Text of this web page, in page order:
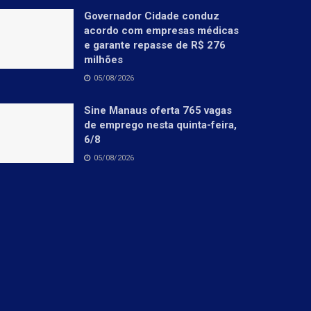
Governador Cidade conduz
acordo com empresas médicas
e garante repasse de R$ 276
milhões
05/08/2026
Sine Manaus oferta 765 vagas
de emprego nesta quinta-feira,
6/8
05/08/2026